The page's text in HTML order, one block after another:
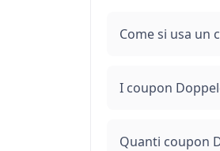
Come si usa un
I coupon
Quanti coupon